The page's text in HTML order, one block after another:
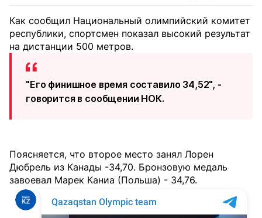
Как сообщил Национальный олимпийский комитет
республики, спортсмен показал высокий результат
на дистанции 500 метров.
"Его финишное время составило 34,52", -
говорится в сообщении НОК.
Поясняется, что второе место занял Лорен
Дюбрель из Канады -34,70. Бронзовую медаль
завоевал Марек Каниа (Польша) - 34,76.